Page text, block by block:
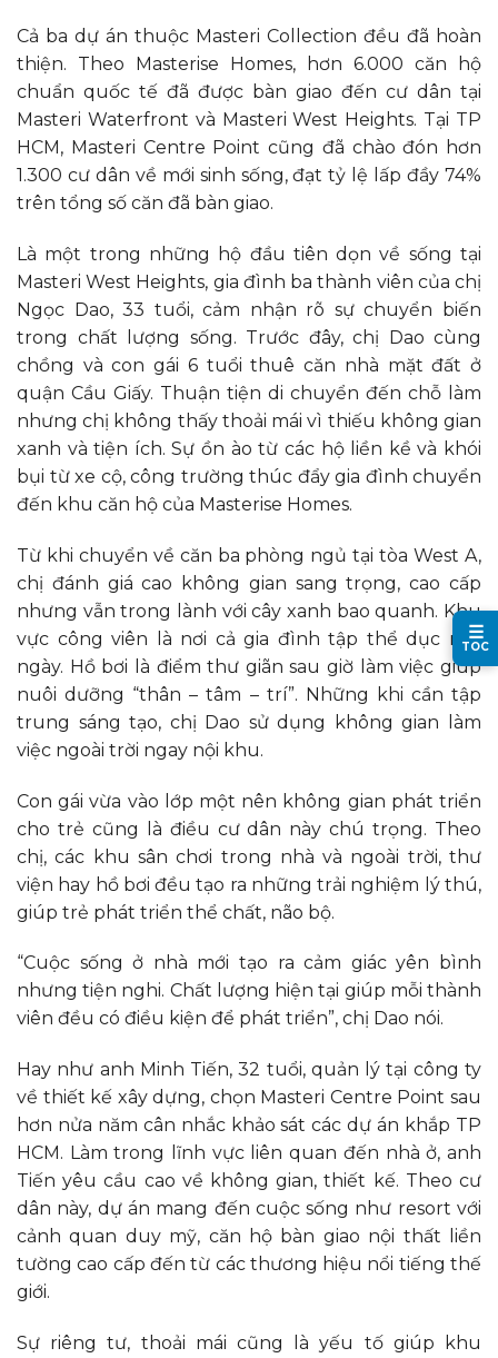
Cả ba dự án thuộc Masteri Collection đều đã hoàn
thiện. Theo Masterise Homes, hơn 6.000 căn hộ
chuẩn quốc tế đã được bàn giao đến cư dân tại
Masteri Waterfront và Masteri West Heights. Tại TP
HCM, Masteri Centre Point cũng đã chào đón hơn
1.300 cư dân về mới sinh sống, đạt tỷ lệ lấp đầy 74%
trên tổng số căn đã bàn giao.
Là một trong những hộ đầu tiên dọn về sống tại
Masteri West Heights, gia đình ba thành viên của chị
Ngọc Dao, 33 tuổi, cảm nhận rõ sự chuyển biến
trong chất lượng sống. Trước đây, chị Dao cùng
chồng và con gái 6 tuổi thuê căn nhà mặt đất ở
quận Cầu Giấy. Thuận tiện di chuyển đến chỗ làm
nhưng chị không thấy thoải mái vì thiếu không gian
xanh và tiện ích. Sự ồn ào từ các hộ liền kề và khói
bụi từ xe cộ, công trường thúc đẩy gia đình chuyển
đến khu căn hộ của Masterise Homes.
Từ khi chuyển về căn ba phòng ngủ tại tòa West A,
chị đánh giá cao không gian sang trọng, cao cấp
nhưng vẫn trong lành với cây xanh bao quanh. Khu
vực công viên là nơi cả gia đình tập thể dục mỗi
ngày. Hồ bơi là điểm thư giãn sau giờ làm việc giúp
nuôi dưỡng “thân – tâm – trí”. Những khi cần tập
trung sáng tạo, chị Dao sử dụng không gian làm
việc ngoài trời ngay nội khu.
Con gái vừa vào lớp một nên không gian phát triển
cho trẻ cũng là điều cư dân này chú trọng. Theo
chị, các khu sân chơi trong nhà và ngoài trời, thư
viện hay hồ bơi đều tạo ra những trải nghiệm lý thú,
giúp trẻ phát triển thể chất, não bộ.
“Cuộc sống ở nhà mới tạo ra cảm giác yên bình
nhưng tiện nghi. Chất lượng hiện tại giúp mỗi thành
viên đều có điều kiện để phát triển”, chị Dao nói.
Hay như anh Minh Tiến, 32 tuổi, quản lý tại công ty
về thiết kế xây dựng, chọn Masteri Centre Point sau
hơn nửa năm cân nhắc khảo sát các dự án khắp TP
HCM. Làm trong lĩnh vực liên quan đến nhà ở, anh
Tiến yêu cầu cao về không gian, thiết kế. Theo cư
dân này, dự án mang đến cuộc sống như resort với
cảnh quan duy mỹ, căn hộ bàn giao nội thất liền
tường cao cấp đến từ các thương hiệu nổi tiếng thế
giới.
Sự riêng tư, thoải mái cũng là yếu tố giúp khu
☰
TOC